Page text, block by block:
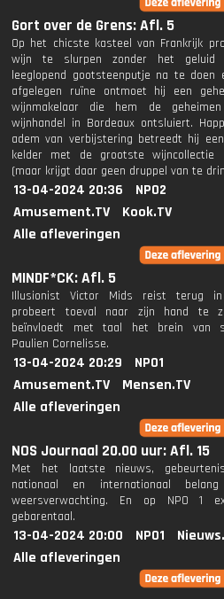
Gort over de Grens: Afl. 5
Op het chicste kasteel van Frankrijk
wijn te slurpen zonder het geluid
leeglopend gootsteenputje na te doen
afgelegen ruïne ontmoet hij een
wijnmakelaar die hem de
wijnhandel in Bordeaux ontsluiert.
adem van verbijstering betreedt hij
kelder met de grootste wijncollectie
(maar krijgt daar geen druppel van te
13-04-2024 20:36
NPO2
Amusement.TV
Kook.TV
Alle afleveringen
MINDF*CK: Afl. 5
Illusionist Victor Mids reist terug
probeert toeval naar zijn hand te
beïnvloedt met taal het brein van
Paulien Cornelisse.
13-04-2024 20:29
NPO1
Amusement.TV
Mensen.TV
Alle afleveringen
NOS Journaal 20.00 uur: Afl. 15
Met het laatste nieuws,
nationaal en internationaal
weersverwachting. En op NPO 1
gebarentaal.
13-04-2024 20:00 NPO1
Alle afleveringen